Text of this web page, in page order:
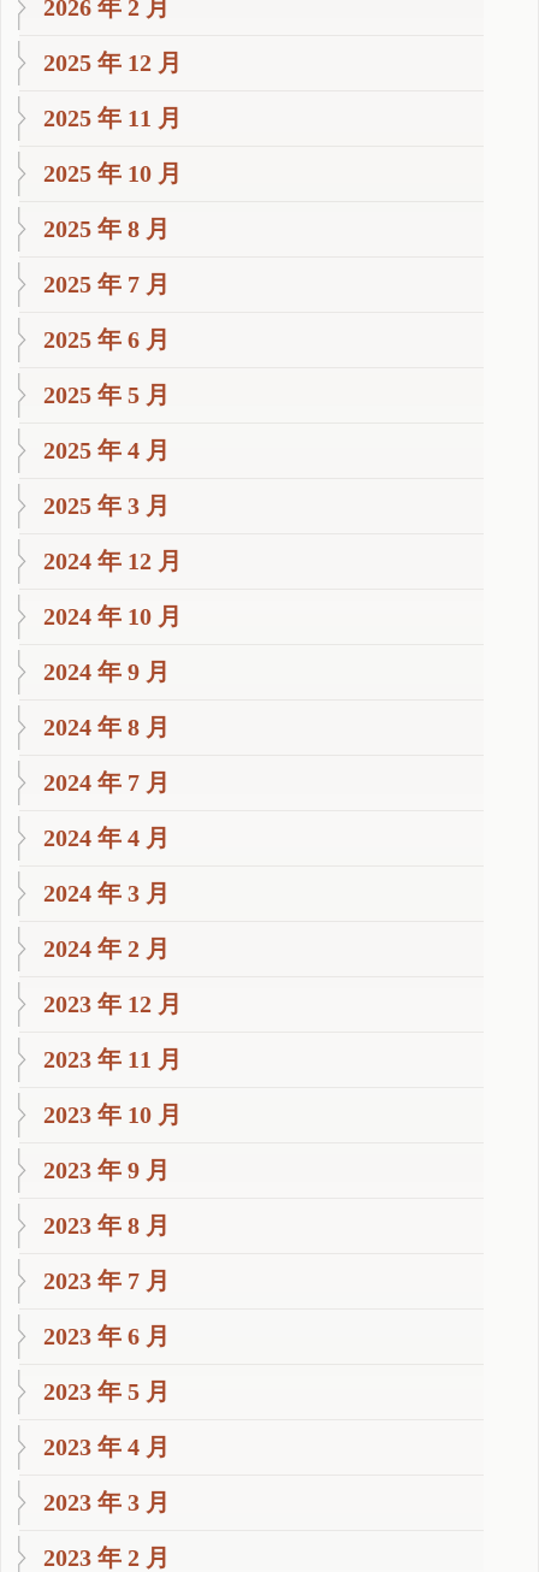
2026 年 2 月
2025 年 12 月
2025 年 11 月
2025 年 10 月
2025 年 8 月
2025 年 7 月
2025 年 6 月
2025 年 5 月
2025 年 4 月
2025 年 3 月
2024 年 12 月
2024 年 10 月
2024 年 9 月
2024 年 8 月
2024 年 7 月
2024 年 4 月
2024 年 3 月
2024 年 2 月
2023 年 12 月
2023 年 11 月
2023 年 10 月
2023 年 9 月
2023 年 8 月
2023 年 7 月
2023 年 6 月
2023 年 5 月
2023 年 4 月
2023 年 3 月
2023 年 2 月